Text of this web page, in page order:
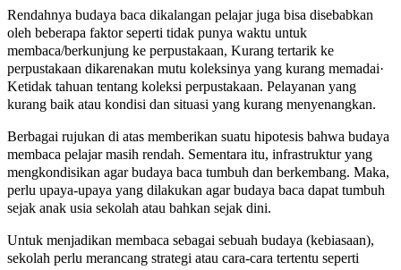
Rendahnya budaya baca dikalangan pelajar juga bisa disebabkan
oleh beberapa faktor seperti tidak punya waktu untuk
membaca/berkunjung ke perpustakaan, Kurang tertarik ke
perpustakaan dikarenakan mutu koleksinya yang kurang memadai·
Ketidak tahuan tentang koleksi perpustakaan. Pelayanan yang
kurang baik atau kondisi dan situasi yang kurang menyenangkan.
Berbagai rujukan di atas memberikan suatu hipotesis bahwa budaya
membaca pelajar masih rendah. Sementara itu, infrastruktur yang
mengkondisikan agar budaya baca tumbuh dan berkembang. Maka,
perlu upaya-upaya yang dilakukan agar budaya baca dapat tumbuh
sejak anak usia sekolah atau bahkan sejak dini.
Untuk menjadikan membaca sebagai sebuah budaya (kebiasaan),
sekolah perlu merancang strategi atau cara-cara tertentu seperti